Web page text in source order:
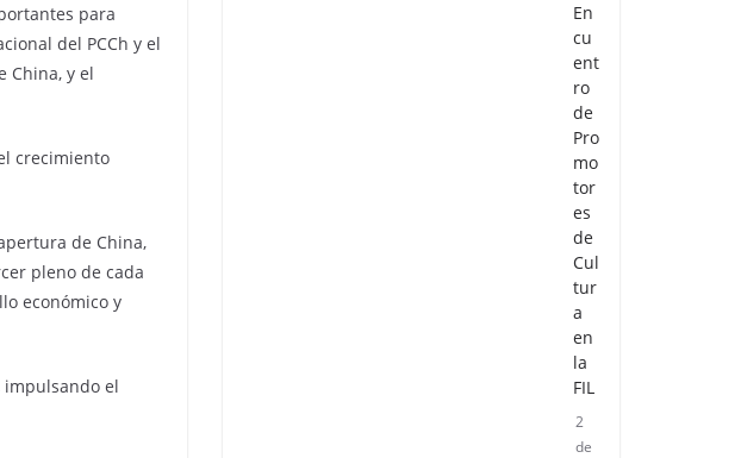
para
del PCCh y el
China, y el
crecimiento
de China,
pleno de cada
económico y
impulsando el
En
cu
ent
ro
de
Pro
mo
tor
es
de
Cul
tur
a
en
la
FIL
2
de